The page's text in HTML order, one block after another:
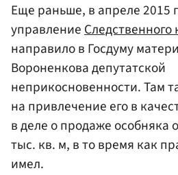
Еще раньше, в апреле 2015
управлениеСледственного
направило в Госдуму
Вороненкова депутатской
неприкосновенности. Там
на привлечение его в
в деле о продаже
тыс. кв. м, в то время как
имел.